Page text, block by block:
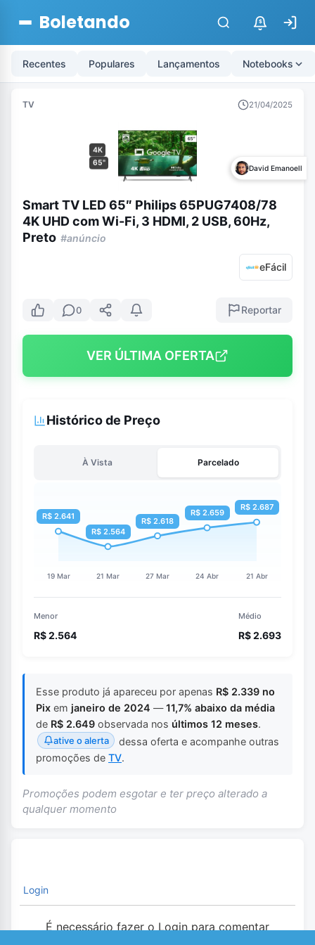
Boletando $
Recentes Populares Lançamentos Notebooks
TV 21/04/2025
4K
65"
David Emanoell
Smart TV LED 65″ Philips 65PUG7408/78
4K UHD com Wi-Fi, 3 HDMI, 2 USB, 60Hz,
Preto #anúncio
eFácil
0 Reportar
VER ÚLTIMA OFERTA
Histórico de Preço
À Vista Parcelado
Menor
R$ 2.564
Médio
R$ 2.693
Esse produto já apareceu por apenas R$ 2.339 no
Pix em janeiro de 2024 —11,7% abaixo da média
de R$ 2.649 observada nos últimos 12 meses.
ative o alerta
dessa oferta e acompanhe outras
promoções de TV.
Promoções podem esgotar e ter preço alterado a
qualquer momento
Login
É necessário fazer o Login para comentar